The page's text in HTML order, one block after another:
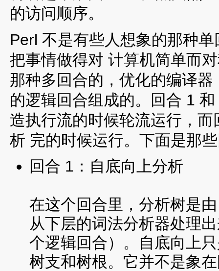
的访问顺序。
Perl 不是有些人想象的那种
把事情做得对 计算机简单而
那种多回合的，优化的编译
的逻辑回合组成的。回合 1
造执行流的时候轮流运行，
析 完的时候运行。下面是那
回合 1：自底向上分析
在这个回合里，分析树是
从下层的词法分析器处理
个逻辑回合）。自底向上
树支和树根。它并不是象